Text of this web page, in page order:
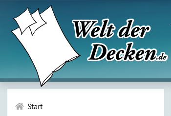
Start